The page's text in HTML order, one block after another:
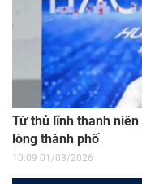
Từ thủ lĩnh thanh
lòng thành phố
10:09 01/03/2026